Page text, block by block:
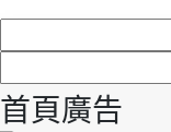
首頁廣告